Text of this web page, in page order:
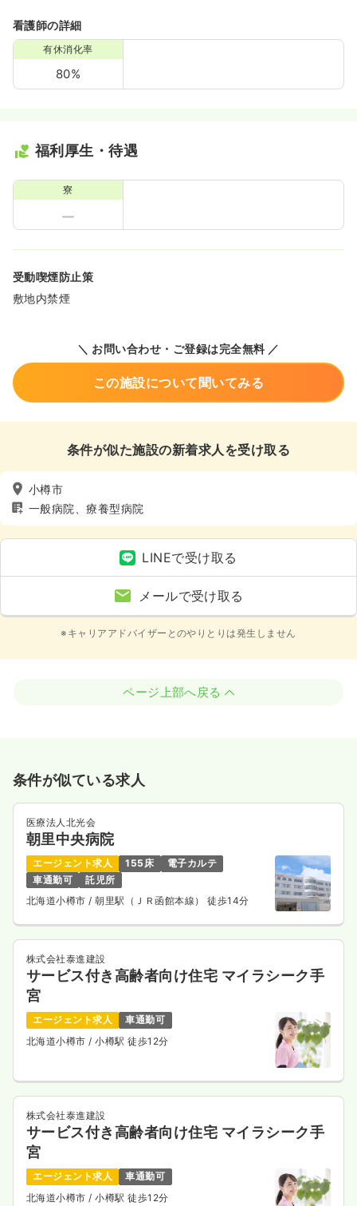
看護師の詳細
有休消化率
80%
福利厚生・待遇
寮
受動喫煙防止策
敷地内禁煙
＼ お問い合わせ・ご登録は完全無料 ／
この施設について聞いてみる
条件が似た施設の新着求人を受け取る
小樽市
一般病院、療養型病院
LINEで受け取る
メールで受け取る
※キャリアアドバイザーとのやりとりは発生しません
ページ上部へ戻る
条件が似ている求人
医療法人北光会
朝里中央病院
エージェント求人 155床
電子カルテ
車通勤可
託児所
北海道小樽市/ 朝里駅（ＪＲ函館本線） 徒歩14分
株式会社泰進建設
サービス付き高齢者向け住宅 マイラシーク手
宮
エージェント求人
車通勤可
北海道小樽市 / 小樽駅 徒歩12分
株式会社泰進建設
サービス付き高齢者向け住宅 マイラシーク手
宮
エージェント求人
車通勤可
北海道小樽市 / 小樽駅 徒歩12分